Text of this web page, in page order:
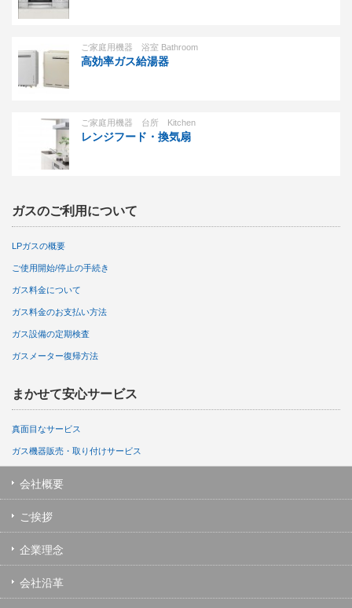
ご家庭用機器 浴室 Bathroom
高効率ガス給湯器
ご家庭用機器 台所 Kitchen
レンジフード・換気扇
ガスのご利用について
LPガスの概要
ご使用開始/停止の手続き
ガス料金について
ガス料金のお支払い方法
ガス設備の定期検査
ガスメーター復帰方法
まかせて安心サービス
真面目なサービス
ガス機器販売・取り付けサービス
会社概要
ご挨拶
企業理念
会社沿革